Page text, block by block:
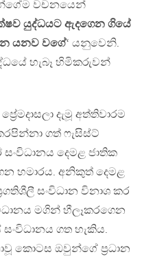
වචනයෙන්
යුද්ධයට ඇදගෙන ගියේ
යනව වගේ‘ යනුවෙනි.
හැබෑ හිමිකරුවන්
දැමූ අත්තිවාරම
ගත් ෆැසිස්ට්
සංවිධානය දෙමළ ජාතික
හමාරය. අනිකුත් දෙමළ
සංවිධාන විනාශ කර
මගින් හීලෑකරගෙන
ගත හැකිය.
කොටස ඔවුන්ගේ ප්‍රධාන